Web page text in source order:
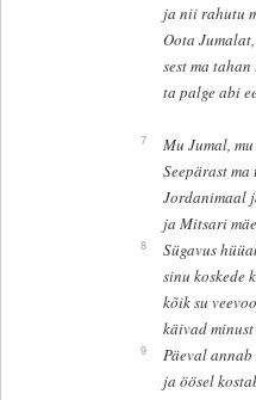
ja nii rahutu
Oota Jumalat,
sest ma
ta palge abi
7
Mu Jumal,
Seepärast
Jordanimaal
ja Mitsari
8
Sügavus
sinu koskede
kõik su
käivad
9
Päeval annab
ja öösel